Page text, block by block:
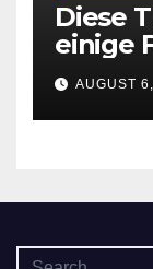
Diese
einige
Slots
AUGUST